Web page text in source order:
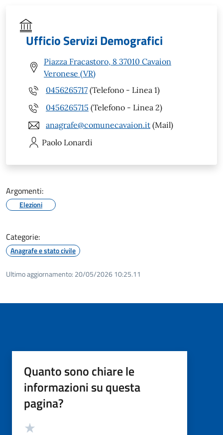
Ufficio Servizi Demografici
Piazza Fracastoro, 8 37010 Cavaion
Veronese (VR)
0456265717 (Telefono - Linea 1)
0456265715 (Telefono - Linea 2)
anagrafe@comunecavaion.it (Mail)
Paolo Lonardi
Argomenti:
Elezioni
Categorie:
Anagrafe e stato civile
Ultimo aggiornamento: 20/05/2026 10:25.11
Quanto sono chiare le
informazioni su questa
pagina?
Valutazione